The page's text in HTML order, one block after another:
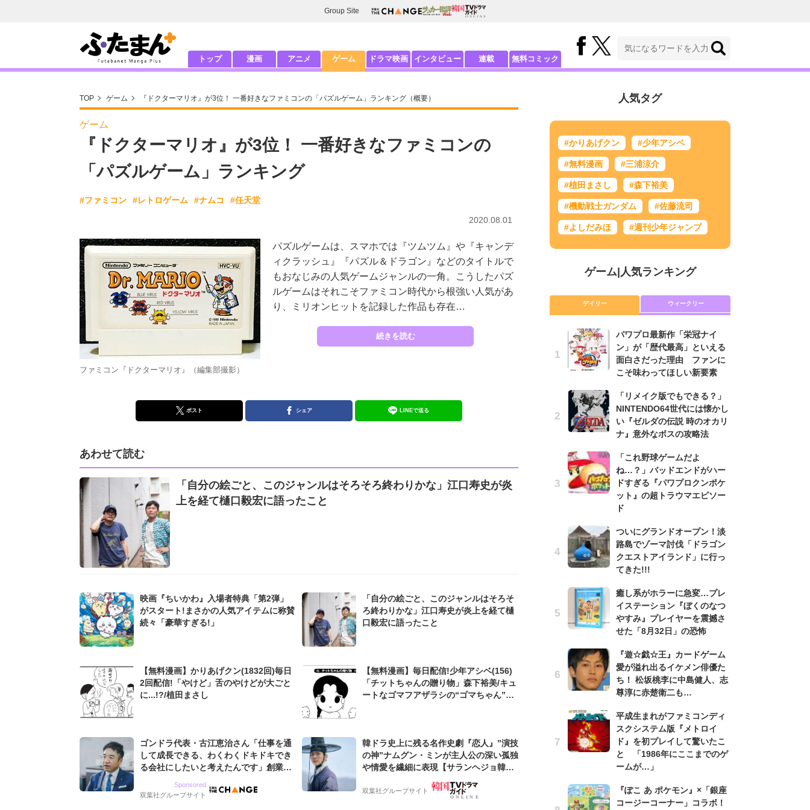
Group Site
トップ 漫画 アニメ ゲーム ドラマ映画 インタビュー 連載 無料コミック
TOP ゲーム 『ドクターマリオ』が3位！ 一番好きなファミコンの「パズルゲーム」ランキング（概要）
ゲーム
『ドクターマリオ』が3位！ 一番好きなファミコンの
「パズルゲーム」ランキング
#ファミコン #レトロゲーム #ナムコ #任天堂
2020.08.01
ファミコン『ドクターマリオ』（編集部撮影）
パズルゲームは、スマホでは『ツムツム』や『キャンデ
ィクラッシュ』『パズル＆ドラゴン』などのタイトルで
もおなじみの人気ゲームジャンルの一角。こうしたパズ
ルゲームはそれこそファミコン時代から根強い人気があ
り、ミリオンヒットを記録した作品も存在…
続きを読む
ポスト シェア LINEで送る
あわせて読む
「自分の絵ごと、このジャンルはそろそろ終わりかな」江口寿史が炎
上を経て樋口毅宏に語ったこと
映画『ちいかわ』入場者特典「第2弾」
がスタート!まさかの人気アイテムに称賛
続々「豪華すぎる!」
「自分の絵ごと、このジャンルはそろそ
ろ終わりかな」江口寿史が炎上を経て樋
口毅宏に語ったこと
【無料漫画】かりあげクン(1832回)毎日
2回配信!「やけど」舌のやけどが大ごと
に...!?/植田まさし
【無料漫画】毎日配信!少年アシベ(156)
「チットちゃんの贈り物」森下裕美/キュ
ートなゴマフアザラシの“ゴマちゃん”を
ゴンドラ代表・古江恵治さん「仕事を通
して成長できる、わくわくドキドキでき
る会社にしたいと考えたんです」創業来
グ会社のアイデンティティ
Sponsored
双葉社グループサイト
韓ドラ史上に残る名作史劇『恋人』”演技
の神”ナムグン・ミンが主人公の深い孤独
や情愛を繊細に表現【サランヘジョ韓ド
双葉社グループサイト
人気タグ
#かりあげクン #少年アシベ
#無料漫画 #三浦涼介
#植田まさし #森下裕美
#機動戦士ガンダム #佐藤流司
#よしだみほ #週刊少年ジャンプ
ゲーム| 人気ランキング
デイリー ウィークリー
パワプロ最新作「栄冠ナイ
ン」が「歴代最高」といえる
面白さだった理由 ファンに
こそ味わってほしい新要素
「リメイク版でもできる？」
NINTENDO64世代には懐かし
い『ゼルダの伝説 時のオカリ
ナ』意外なボスの攻略法
「これ野球ゲームだよ
ね…？」バッドエンドがハー
ドすぎる『パワプロクンポケ
ット』の超トラウマエピソー
ド
ついにグランドオープン！淡
路島でゾーマ討伐「ドラゴン
クエストアイランド」に行っ
てきた!!!
癒し系がホラーに急変…プレ
イステーション『ぼくのなつ
やすみ』プレイヤーを震撼さ
せた「8月32日」の恐怖
『遊☆戯☆王』カードゲーム
愛が溢れ出るイケメン俳優た
ち！ 松坂桃李に中島健人、志
尊淳に赤楚衛二も…
平成生まれがファミコンディ
スクシステム版『メトロイ
ド』を初プレイして驚いたこ
と 「1986年にここまでのゲ
ームが…」
『ぽこ あ ポケモン』×「銀座
コージーコーナー」コラボ！